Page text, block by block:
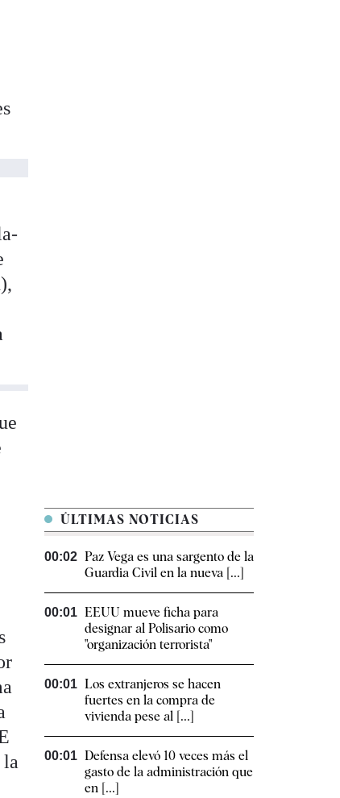
ÚLTIMAS NOTICIAS
00:02 Paz Vega es una sargento de la
Guardia Civil en la nueva [...]
00:01 EEUU mueve ficha para
designar al Polisario como
"organización terrorista"
00:01 Los extranjeros se hacen
fuertes en la compra de
vivienda pese al [...]
00:01 Defensa elevó 10 veces más el
gasto de la administración que
en [...]